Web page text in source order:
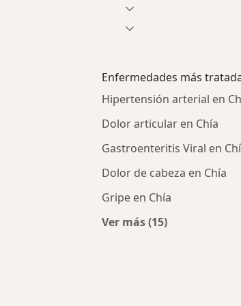
Enfermedades más
Hipertensión arterial en
Dolor articular en Chía
Gastroenteritis Viral en
Dolor de cabeza en Chía
Gripe en Chía
Ver más (15)